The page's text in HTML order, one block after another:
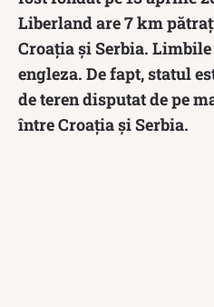
Liberland are 7 km
Croația și Serbia.
engleza. De fapt, statul
de teren disputat de pe
între Croația și Serbia.